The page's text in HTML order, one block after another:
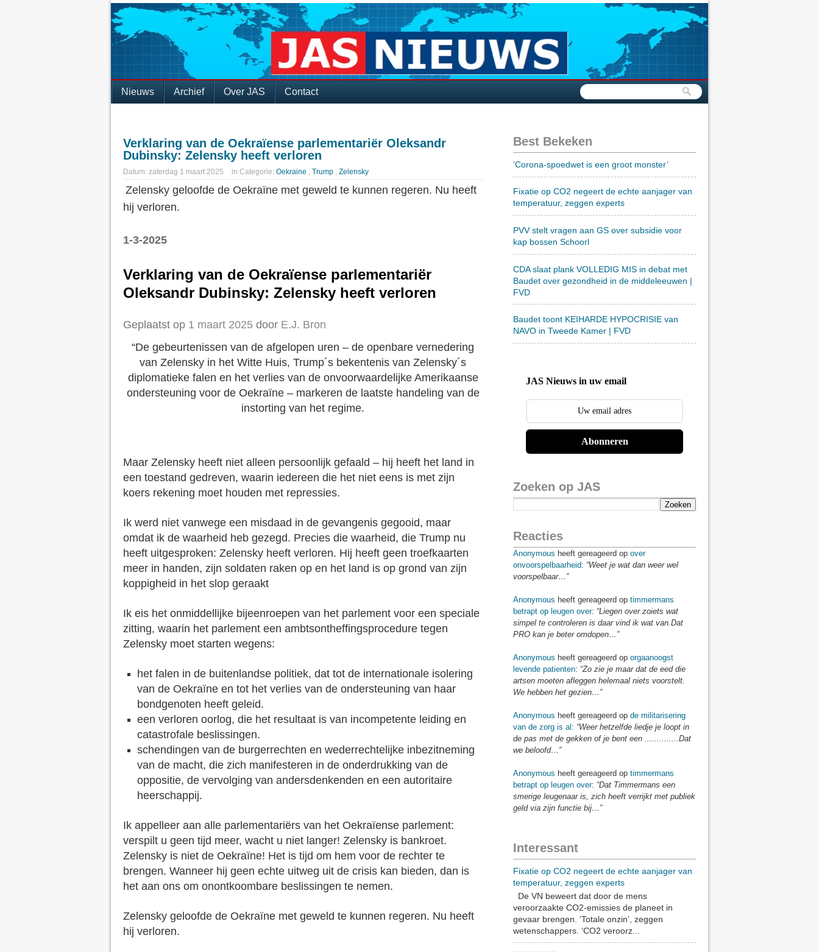
Nieuws Archief Over JAS Contact
Verklaring van de Oekraïense parlementariër Oleksandr
Dubinsky: Zelensky heeft verloren
Datum: zaterdag 1 maart 2025 in Categorie: Oekraine , Trump , Zelensky
Zelensky geloofde de Oekraïne met geweld te kunnen regeren. Nu heeft
hij verloren.
1-3-2025
Verklaring van de Oekraïense parlementariër
Oleksandr Dubinsky: Zelensky heeft verloren
Geplaatst op 1 maart 2025 door E.J. Bron
“De gebeurtenissen van de afgelopen uren – de openbare vernedering
van Zelensky in het Witte Huis, Trump´s bekentenis van Zelensky´s
diplomatieke falen en het verlies van de onvoorwaardelijke Amerikaanse
ondersteuning voor de Oekraïne – markeren de laatste handeling van de
instorting van het regime.
Maar Zelensky heeft niet alleen persoonlijk gefaald – hij heeft het land in
een toestand gedreven, waarin iedereen die het niet eens is met zijn
koers rekening moet houden met repressies.
Ik werd niet vanwege een misdaad in de gevangenis gegooid, maar
omdat ik de waarheid heb gezegd. Precies die waarheid, die Trump nu
heeft uitgesproken: Zelensky heeft verloren. Hij heeft geen troefkaarten
meer in handen, zijn soldaten raken op en het land is op grond van zijn
koppigheid in het slop geraakt
Ik eis het onmiddellijke bijeenroepen van het parlement voor een speciale
zitting, waarin het parlement een ambtsontheffingsprocedure tegen
Zelensky moet starten wegens:
het falen in de buitenlandse politiek, dat tot de internationale isolering
van de Oekraïne en tot het verlies van de ondersteuning van haar
bondgenoten heeft geleid.
een verloren oorlog, die het resultaat is van incompetente leiding en
catastrofale beslissingen.
schendingen van de burgerrechten en wederrechtelijke inbezitneming
van de macht, die zich manifesteren in de onderdrukking van de
oppositie, de vervolging van andersdenkenden en een autoritaire
heerschappij.
Ik appelleer aan alle parlementariërs van het Oekraïense parlement:
verspilt u geen tijd meer, wacht u niet langer! Zelensky is bankroet.
Zelensky is niet de Oekraïne! Het is tijd om hem voor de rechter te
brengen. Wanneer hij geen echte uitweg uit de crisis kan bieden, dan is
het aan ons om onontkoombare beslissingen te nemen.
Zelensky geloofde de Oekraïne met geweld te kunnen regeren. Nu heeft
hij verloren.
Best Bekeken
’Corona-spoedwet is een groot monster’
Fixatie op CO2 negeert de echte aanjager van
temperatuur, zeggen experts
PVV stelt vragen aan GS over subsidie voor
kap bossen Schoorl
CDA slaat plank VOLLEDIG MIS in debat met
Baudet over gezondheid in de middeleeuwen |
FVD
Baudet toont KEIHARDE HYPOCRISIE van
NAVO in Tweede Kamer | FVD
JAS Nieuws in uw email
Abonneren
Zoeken op JAS
Reacties
Anonymous heeft gereageerd op over
onvoorspelbaarheid: “Weet je wat dan weer wel
voorspelbaar…”
Anonymous heeft gereageerd op timmermans
betrapt op leugen over: “Liegen over zoiets wat
simpel te controleren is daar vind ik wat van.Dat
PRO kan je beter omdopen…”
Anonymous heeft gereageerd op orgaanoogst
levende patienten: “Zo zie je maar dat de eed die
artsen moeten afleggen helemaal niets voorstelt.
We hebben het gezien…”
Anonymous heeft gereageerd op de militarisering
van de zorg is al : “Weer hetzelfde liedje je loopt in
de pas met de gekken of je bent een ..............Dat
we beloofd…”
Anonymous heeft gereageerd op timmermans
betrapt op leugen over: “Dat Timmermans een
smerige leugenaar is, zich heeft verrijkt met publiek
geld via zijn functie bij…”
Interessant
Fixatie op CO2 negeert de echte aanjager van
temperatuur, zeggen experts
De VN beweert dat door de mens
veroorzaakte CO2-emissies de planeet in
gevaar brengen. ‘Totale onzin’, zeggen
wetenschappers. ‘CO2 veroorz...